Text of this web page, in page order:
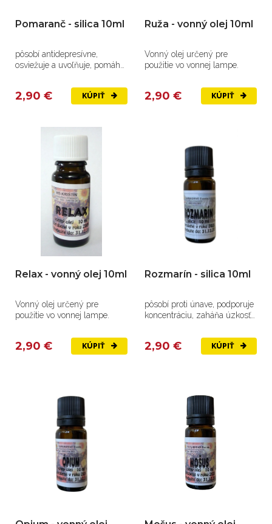
Pomaranč - silica 10ml
pôsobí antidepresívne,
osviežuje a uvoľňuje, pomáha
2,90 € KÚPIŤ
Ruža - vonný olej 10ml
Vonný olej určený pre
použitie vo vonnej lampe.
2,90 € KÚPIŤ
Relax - vonný olej 10ml
Vonný olej určený pre
použitie vo vonnej lampe.
2,90 € KÚPIŤ
Rozmarín - silica 10ml
pôsobí proti únave, podporuje
koncentráciu, zaháňa úzkosť,
2,90 € KÚPIŤ